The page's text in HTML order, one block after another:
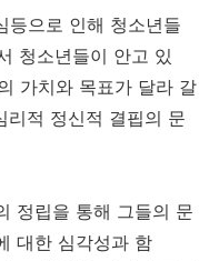
등으로 인해 청소년들
청소년들이 안고 있
가치와 목표가 달라 갈
리적 정신적 결핍의 문
정립을 통해 그들의 문
대한 심각성과 함